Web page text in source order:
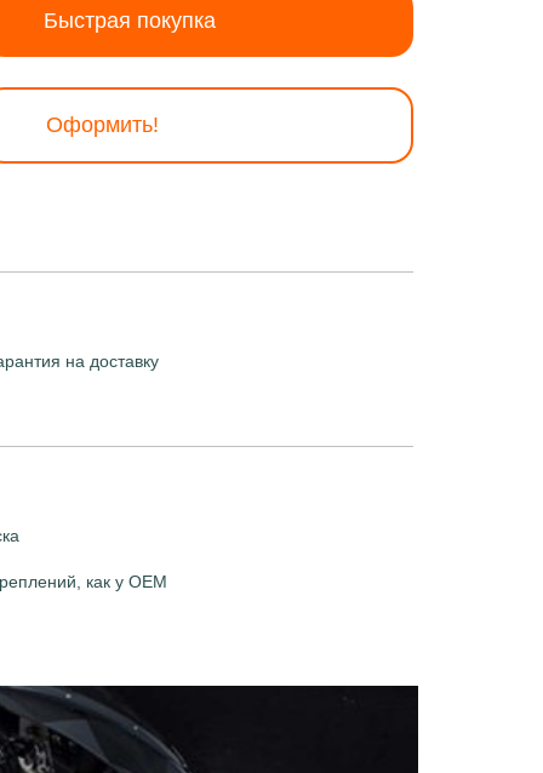
Быстрая покупка
Оформить!
на доставку
как у OEM